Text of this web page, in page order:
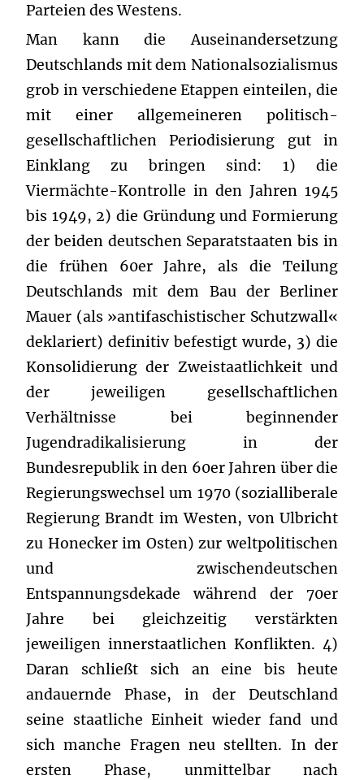
Parteien des Westens.
Man kann die Auseinandersetzung
Deutschlands mit dem Nationalsozialismus
grob in verschiedene Etappen einteilen, die
mit einer allgemeineren politisch-
gesellschaftlichen Periodisierung gut in
Einklang zu bringen sind: 1) die
Viermächte-Kontrolle in den Jahren 1945
bis 1949, 2) die Gründung und Formierung
der beiden deutschen Separatstaaten bis in
die frühen 60er Jahre, als die Teilung
Deutschlands mit dem Bau der Berliner
Mauer (als »antifaschistischer Schutzwall«
deklariert) definitiv befestigt wurde, 3) die
Konsolidierung der Zweistaatlichkeit und
der jeweiligen gesellschaftlichen
Verhältnisse bei beginnender
Jugendradikalisierung in der
Bundesrepublik in den 60er Jahren über die
Regierungswechsel um 1970 (sozialliberale
Regierung Brandt im Westen, von Ulbricht
zu Honecker im Osten) zur weltpolitischen
und zwischendeutschen
Entspannungsdekade während der 70er
Jahre bei gleichzeitig verstärkten
jeweiligen innerstaatlichen Konflikten. 4)
Daran schließt sich an eine bis heute
andauernde Phase, in der Deutschland
seine staatliche Einheit wieder fand und
sich manche Fragen neu stellten. In der
ersten Phase, unmittelbar nach